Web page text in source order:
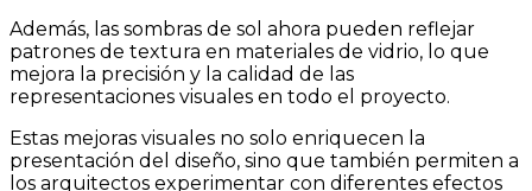
Además, las sombras de sol ahora pueden reflejar
patrones de textura en materiales de vidrio, lo que
mejora la precisión y la calidad de las
representaciones visuales en todo el proyecto.
Estas mejoras visuales no solo enriquecen la
presentación del diseño, sino que también permiten a
los arquitectos experimentar con diferentes efectos